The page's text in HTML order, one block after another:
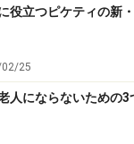
トレーニングのウ
ものです。最新の内
役立つピケティの新
25
人にならないための3